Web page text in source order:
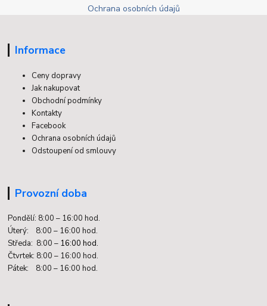
Ochrana osobních údajů
Informace
Ceny dopravy
Jak nakupovat
Obchodní podmínky
Kontakty
Facebook
Ochrana osobních údajů
Odstoupení od smlouvy
Provozní doba
Pondělí: 8:00 – 16:00 hod.
Úterý: 8:00 – 16:00 hod.
Středa: 8:00 – 16:00 hod.
Čtvrtek: 8:00 – 16:00 hod.
Pátek: 8:00 – 16:00 hod.